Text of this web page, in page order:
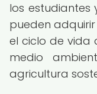
los
pueden
el ciclo de vida
medio
agricultura